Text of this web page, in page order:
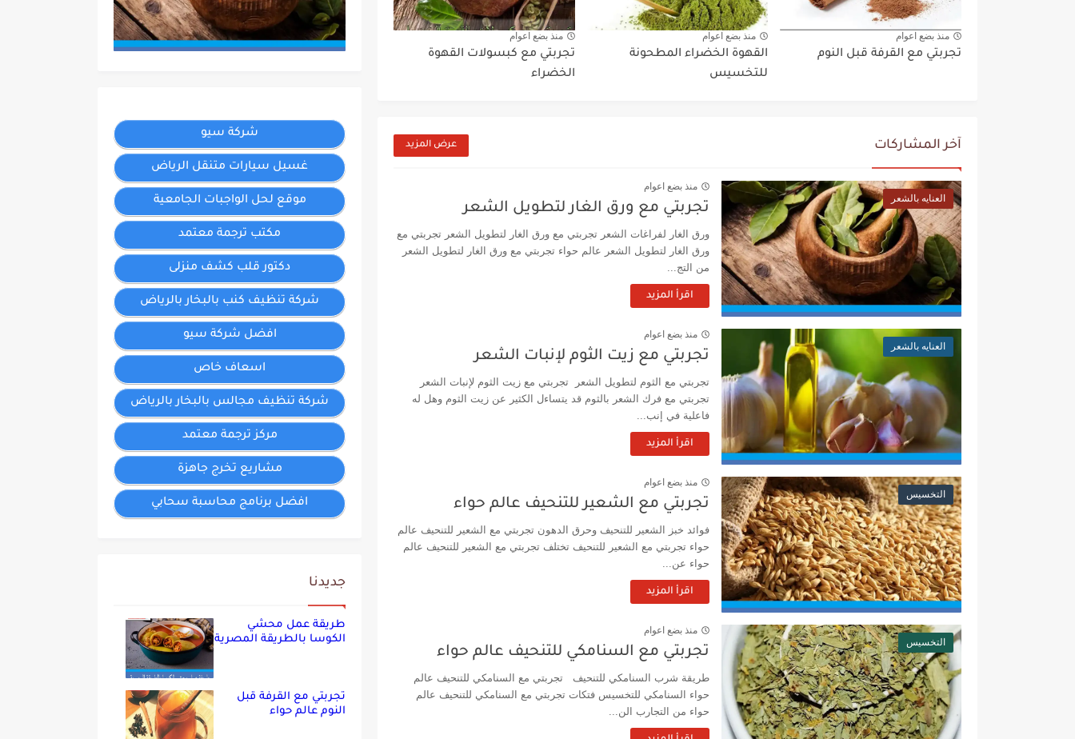
منذ بضع اعوام
تجربتي مع القرفة قبل النوم
منذ بضع اعوام
القهوة الخضراء المطحونة
للتخسيس
منذ بضع اعوام
تجربتي مع كبسولات القهوة
الخضراء
آخر المشاركات عرض المزيد
العنايه بالشعر
منذ بضع اعوام
تجربتي مع ورق الغار لتطويل الشعر
ورق الغار لفراغات الشعر تجربتي مع ورق الغار لتطويل الشعر تجربتي مع
ورق الغار لتطويل الشعر عالم حواء تجربتي مع ورق الغار لتطويل الشعر
من التج...
اقرأ المزيد
العنايه بالشعر
منذ بضع اعوام
تجربتي مع زيت الثوم لإنبات الشعر
تجربتي مع الثوم لتطويل الشعر تجربتي مع زيت الثوم لإنبات الشعر
تجربتي مع فرك الشعر بالثوم قد يتساءل الكثير عن زيت الثوم وهل له
فاعلية في إنب...
اقرأ المزيد
التخسيس
منذ بضع اعوام
تجربتي مع الشعير للتنحيف عالم حواء
فوائد خبز الشعير للتنحيف وحرق الدهون تجربتي مع الشعير للتنحيف عالم
حواء تجربتي مع الشعير للتنحيف تختلف تجربتي مع الشعير للتنحيف عالم
حواء عن...
اقرأ المزيد
التخسيس
منذ بضع اعوام
تجربتي مع السنامكي للتنحيف عالم حواء
طريقة شرب السنامكي للتنحيف تجربتي مع السنامكي للتنحيف عالم
حواء السنامكي للتخسيس فتكات تجربتي مع السنامكي للتنحيف عالم
حواء من التجارب الن...
شركة سيو
غسيل سيارات متنقل الرياض
موقع لحل الواجبات الجامعية
مكتب ترجمة معتمد
دكتور قلب كشف منزلى
شركة تنظيف كنب بالبخار بالرياض
افضل شركة سيو
اسعاف خاص
شركة تنظيف مجالس بالبخار بالرياض
مركز ترجمة معتمد
مشاريع تخرج جاهزة
افضل برنامج محاسبة سحابي
جديدنا
طريقة عمل محشي
الكوسا بالطريقة المصرية
تجربتي مع القرفة قبل
النوم عالم حواء